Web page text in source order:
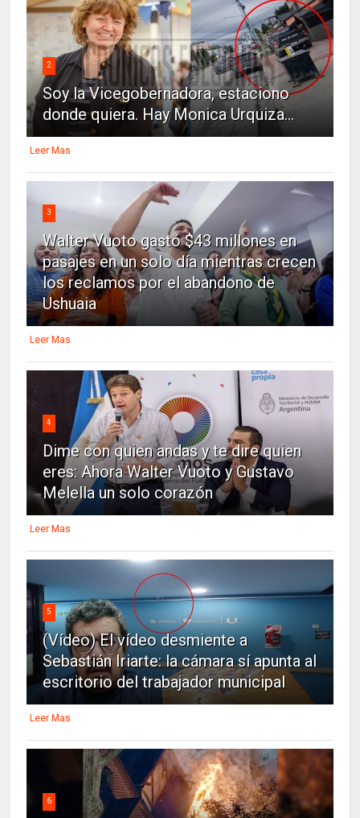
2
Soy la Vicegobernadora, estaciono
donde quiera. Hay Monica Urquiza...
Leer Mas
3
Walter Vuoto gastó $43 millones en
pasajes en un solo día mientras crecen
los reclamos por el abandono de
Ushuaia
Leer Mas
4
Dime con quien andas y te dire quien
eres: Ahora Walter Vuoto y Gustavo
Melella un solo corazón
Leer Mas
5
(Vídeo) El vídeo desmiente a
Sebastián Iriarte: la cámara sí apunta al
escritorio del trabajador municipal
Leer Mas
6